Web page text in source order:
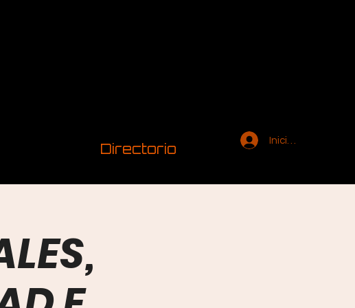
Directorio Iniciar sesión